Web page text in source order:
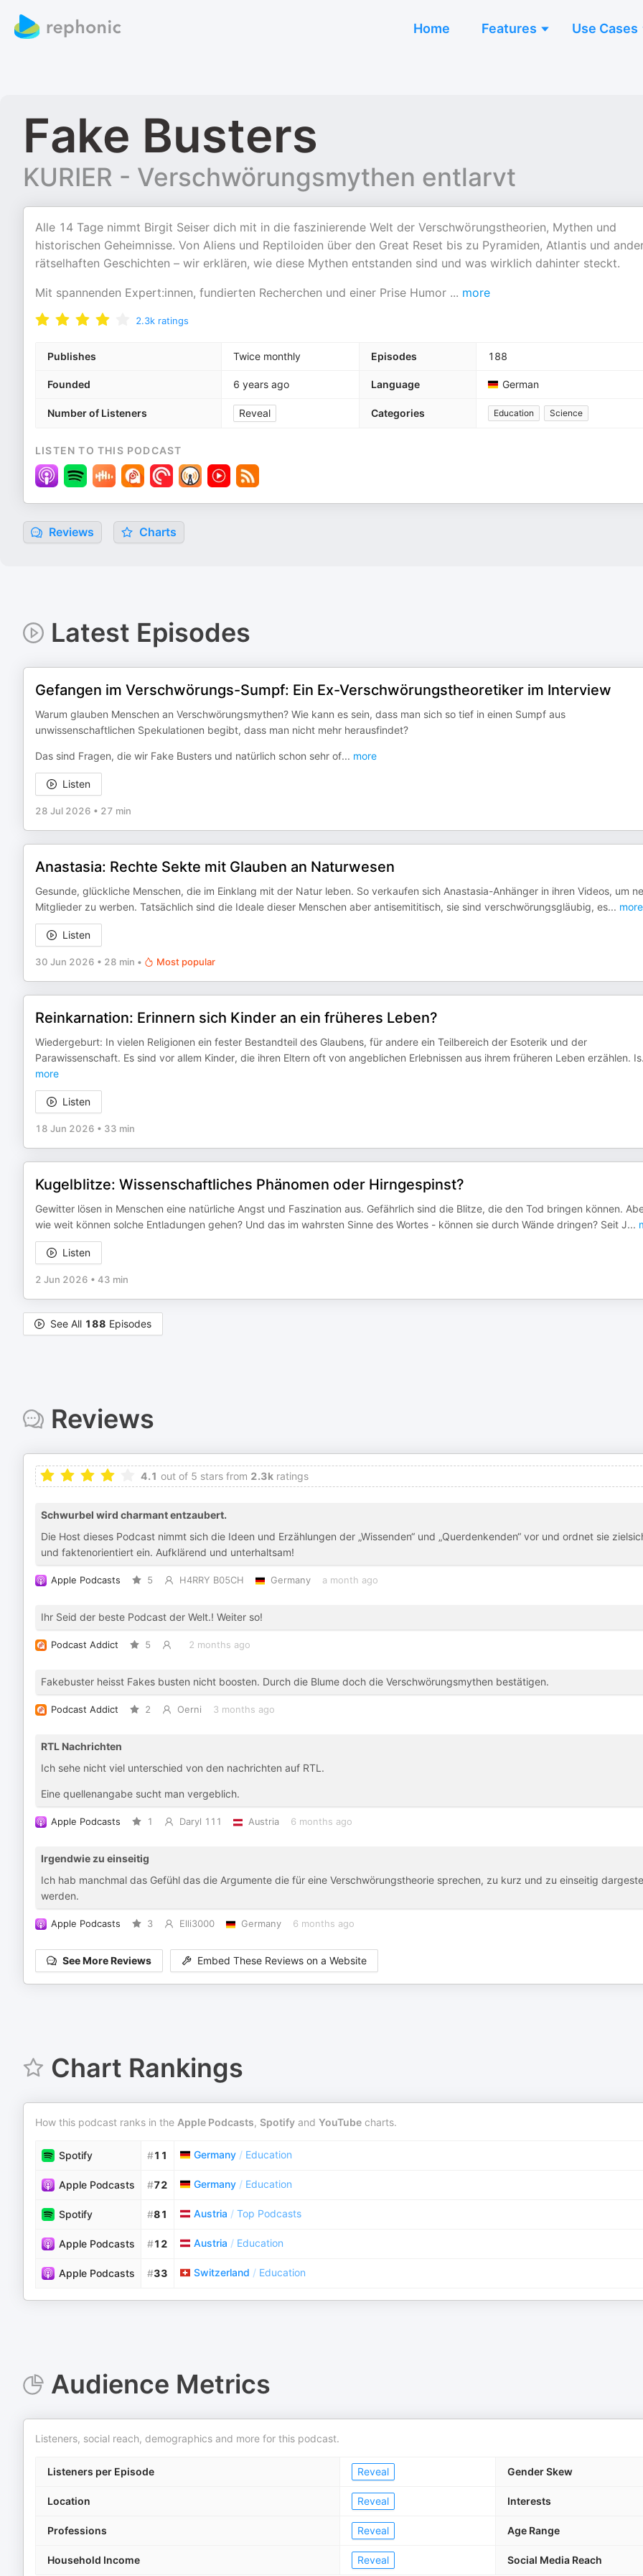
Home Features Use Cases
Fake Busters
KURIER - Verschwörungsmythen entlarvt
Alle 14 Tage nimmt Birgit Seiser dich mit in die faszinierende Welt der Verschwörungstheorien, Mythen und
historischen Geheimnisse. Von Aliens und Reptiloiden über den Great Reset bis zu Pyramiden, Atlantis und
rätselhaften Geschichten – wir erklären, wie diese Mythen entstanden sind und was wirklich dahinter steckt.
Mit spannenden Expert:innen, fundierten Recherchen und einer Prise Humor ... more
2.3k ratings
Publishes Twice monthly Episodes 188
Founded 6 years ago Language German
Number of Listeners Reveal Categories Education Science
LISTEN TO THIS PODCAST
Reviews Charts
Latest Episodes
Gefangen im Verschwörungs-Sumpf: Ein Ex-Verschwörungstheoretiker im Interview
Warum glauben Menschen an Verschwörungsmythen? Wie kann es sein, dass man sich so tief in einen Sumpf aus
unwissenschaftlichen Spekulationen begibt, dass man nicht mehr herausfindet?
Das sind Fragen, die wir Fake Busters und natürlich schon sehr of... more
Listen
28 Jul 2026 • 27 min
Anastasia: Rechte Sekte mit Glauben an Naturwesen
Gesunde, glückliche Menschen, die im Einklang mit der Natur leben. So verkaufen sich Anastasia-Anhänger in ihren Videos, um
Mitglieder zu werben. Tatsächlich sind die Ideale dieser Menschen aber antisemititisch, sie sind verschwörungsgläubig, es... more
Listen
30 Jun 2026 • 28 min • Most popular
Reinkarnation: Erinnern sich Kinder an ein früheres Leben?
Wiedergeburt: In vielen Religionen ein fester Bestandteil des Glaubens, für andere ein Teilbereich der Esoterik und der
Parawissenschaft. Es sind vor allem Kinder, die ihren Eltern oft von angeblichen Erlebnissen aus ihrem früheren Leben erzählen. Is
more
Listen
18 Jun 2026 • 33 min
Kugelblitze: Wissenschaftliches Phänomen oder Hirngespinst?
Gewitter lösen in Menschen eine natürliche Angst und Faszination aus. Gefährlich sind die Blitze, die den Tod bringen können.
wie weit können solche Entladungen gehen? Und das im wahrsten Sinne des Wortes - können sie durch Wände dringen? Seit J...
Listen
2 Jun 2026 • 43 min
See All 188 Episodes
Reviews
4.1 out of 5 stars from 2.3k ratings
Schwurbel wird charmant entzaubert.
Die Host dieses Podcast nimmt sich die Ideen und Erzählungen der „Wissenden“ und „Querdenkenden“ vor und ordnet sie
und faktenorientiert ein. Aufklärend und unterhaltsam!
Apple Podcasts 5 H4RRY B05CH Germany a month ago
Ihr Seid der beste Podcast der Welt.! Weiter so!
Podcast Addict 5 2 months ago
Fakebuster heisst Fakes busten nicht boosten. Durch die Blume doch die Verschwörungsmythen bestätigen.
Podcast Addict 2 Oerni 3 months ago
RTL Nachrichten
Ich sehe nicht viel unterschied von den nachrichten auf RTL.
Eine quellenangabe sucht man vergeblich.
Apple Podcasts 1 Daryl 111 Austria 6 months ago
Irgendwie zu einseitig
Ich hab manchmal das Gefühl das die Argumente die für eine Verschwörungstheorie sprechen, zu kurz und zu einseitig
werden.
Apple Podcasts 3 Elli3000 Germany 6 months ago
See More Reviews Embed These Reviews on a Website
Chart Rankings
How this podcast ranks in the Apple Podcasts, Spotify and YouTube charts.
Spotify #11 Germany / Education
Apple Podcasts #72 Germany / Education
Spotify #81 Austria / Top Podcasts
Apple Podcasts #12 Austria / Education
Apple Podcasts #33 Switzerland / Education
Audience Metrics
Listeners, social reach, demographics and more for this podcast.
Listeners per Episode Reveal Gender Skew
Location Reveal Interests
Professions Reveal Age Range
Household Income Reveal Social Media Reach